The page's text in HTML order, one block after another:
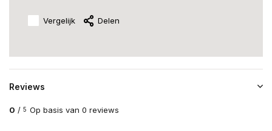
Vergelijk Delen
Reviews
0 / 5 Op basis van 0 reviews